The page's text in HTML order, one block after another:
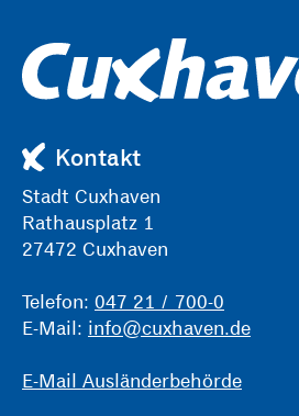
Kontakt
Stadt Cuxhaven
Rathausplatz 1
27472 Cuxhaven
Telefon: 047 21 / 700-0
E-Mail: info@cuxhaven.de
E-Mail Ausländerbehörde